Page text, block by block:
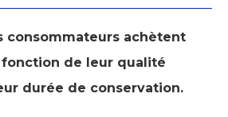
consommateurs achètent
de leur qualité
durée de conservation.